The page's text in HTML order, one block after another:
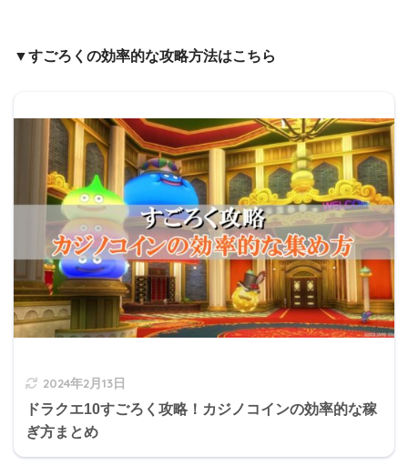
▼すごろくの効率的な攻略方法はこちら
2024年2月13日
ドラクエ10すごろく攻略！カジノコインの効率的な稼
ぎ方まとめ